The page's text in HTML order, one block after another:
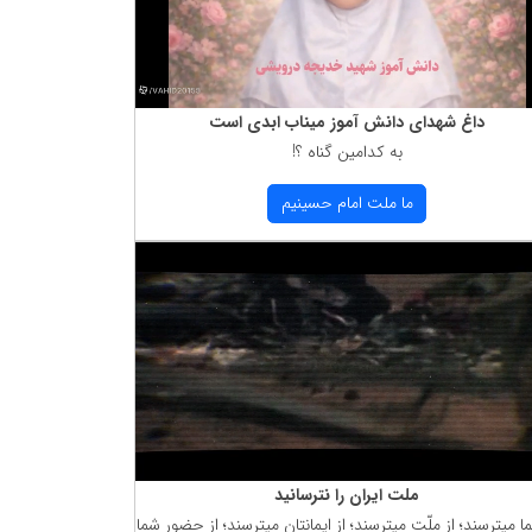
داغ شهدای دانش آموز میناب ابدی است
به كدامین گناه ؟!
ما ملت امام حسینیم
ملت ایران را نترسانید
میترسند؛ از ملّت میترسند؛ از ایمانتان میترسند؛ از حضور شما